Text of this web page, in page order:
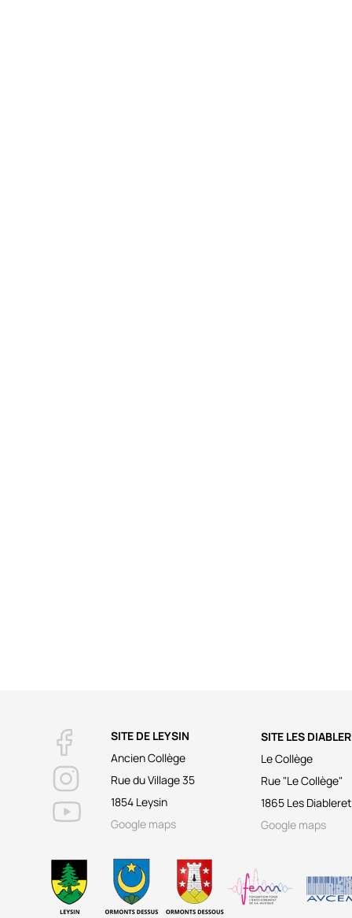
SITE DE LEYSIN
Ancien Collège
Rue du Village 35
1854 Leysin
Google maps
SITE LES
Le Collège
Rue "Le Collège"
1865 Les
Google maps